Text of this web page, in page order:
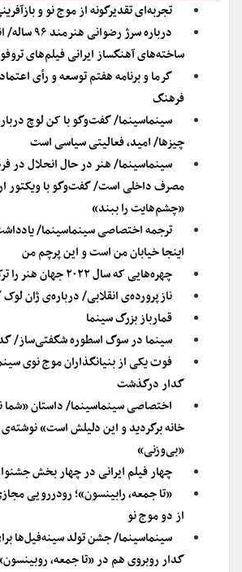
تجربه‌ای تقدیرگونه از موج نو و
درباره سرژ
ساخته‌های آهنگساز ایرانی فیلم‌های
گرما و برنامه هفتم توسعه و رأی
فرهنگ
سینماسینما/ گفت‌وگو با کن لوچ
چیزها/ امید، فعالیتی سیاسی است
سینماسینما/ هنر در حال انحلال در
مصرف داخلی است/ گفت‌وگو با ویکتور
«چشم‌هایت را ببند»
ترجمه اختصاصی سینماسینما/
اینجا خیابان من است و این پرچم من
چهره‌هایی که سال ۲۰۲۲ جهان هنر را ترک کردند
نازپرورده‌ی انقلابی/ درباره‌ی ژان
قمارباز بزرگ سینما
سینما در سوگ اسطوره شگفتی‌ساز/
فوت یکی از بنیانگذاران موج نوی
گدار درگذشت
اختصاصی سینماسینما/ داستان «شما
خانه برگردید و این دلیلش است»
«بی‌وزنی»
چهار فیلم ایرانی در چهار بخش
«تا جمعه، رابینسون»؛ رودررویی
از دو موج نو
سینماسینما/ جشن تولد سینه‌فیل‌ها
گدار روبروی هم در «تا جمعه،